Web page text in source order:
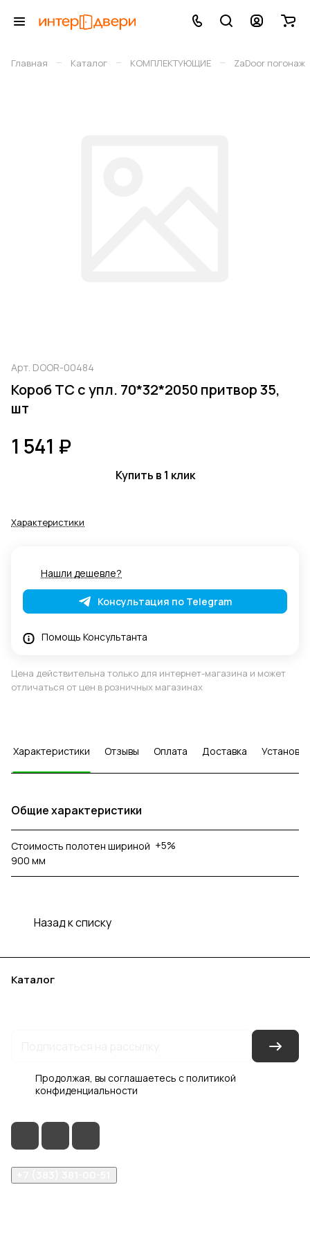
Главная – Каталог – КОМПЛЕКТУЮЩИЕ – ZaDoor погонаж
Арт. DOOR-00484
Короб ТС с упл. 70*32*2050 притвор 35,
шт
1 541 ₽
Купить в 1 клик
Характеристики
Нашли дешевле?
Консультация по Telegram
Помощь Консультанта
Цена действительна только для интернет-магазина и может
отличаться от цен в розничных магазинах
Характеристики Отзывы Оплата Доставка Установка
Общие характеристики
Стоимость полотен шириной
900 мм
+5%
Назад к списку
Каталог
Продолжая, вы соглашаетесь сполитикой
конфиденциальности